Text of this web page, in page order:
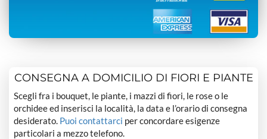
CONSEGNA A DOMICILIO DI FIORI E PIANTE
Scegli fra i bouquet, le piante, i mazzi di fiori, le rose o le
orchidee ed inserisci la località, la data e l’orario di consegna
desiderato. Puoi contattarci per concordare esigenze
particolari a mezzo telefono.